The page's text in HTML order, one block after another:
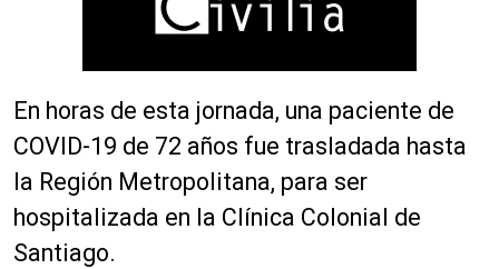
En horas de esta jornada, una paciente de
COVID-19 de 72 años fue trasladada hasta
la Región Metropolitana, para ser
hospitalizada en la Clínica Colonial de
Santiago.